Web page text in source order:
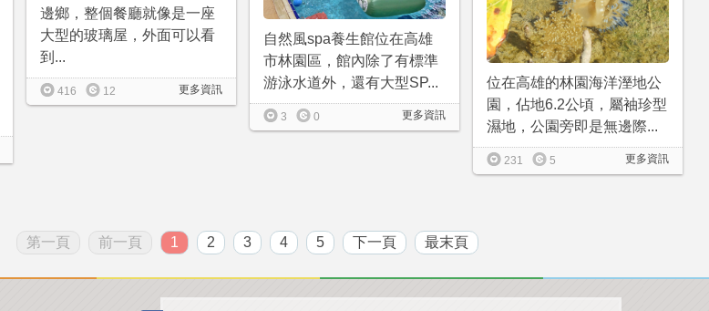
邊鄉，整個餐廳就像是一座
大型的玻璃屋，外面可以看
到...
更多資訊
416 12
自然風spa養生館位在高雄
市林園區，館內除了有標準
游泳水道外，還有大型SP...
更多資訊
3 0
位在高雄的林園海洋溼地公
園，佔地6.2公頃，屬袖珍型
濕地，公園旁即是無邊際...
更多資訊
231 5
第一頁 前一頁 1 2 3 4 5 下一頁 最末頁